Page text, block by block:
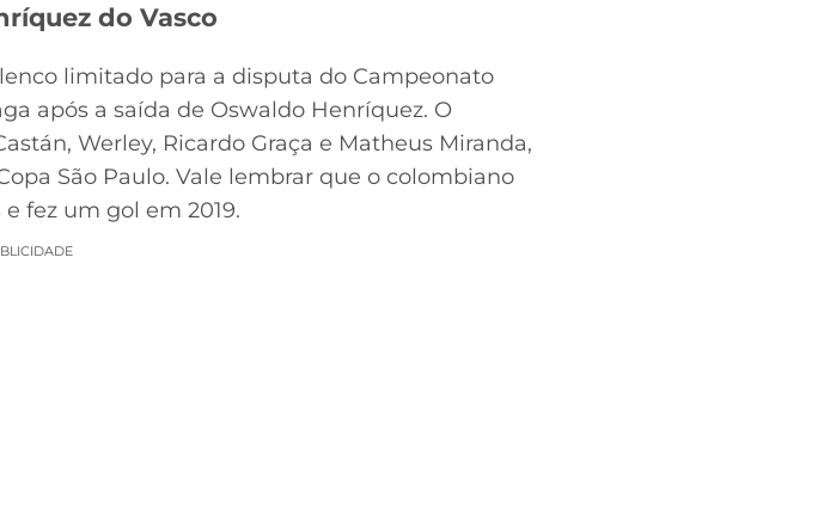
do Vasco
limitado para a disputa do Campeonato
após a saída de Oswaldo Henríquez. O
Werley, Ricardo Graça e Matheus Miranda,
São Paulo. Vale lembrar que o colombiano
fez um gol em 2019.